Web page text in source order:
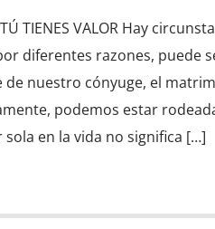
TÚ TIENES VALOR Hay
diferentes razones, puede
de nuestro cónyuge, el
podemos estar
sola en la vida no significa […]